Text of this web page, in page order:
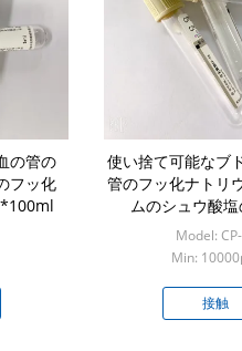
の管の
フッ化
使い捨て可能なブ
管のフッ化ナトリ
ムのシュウ酸
Model:
Min:
接触